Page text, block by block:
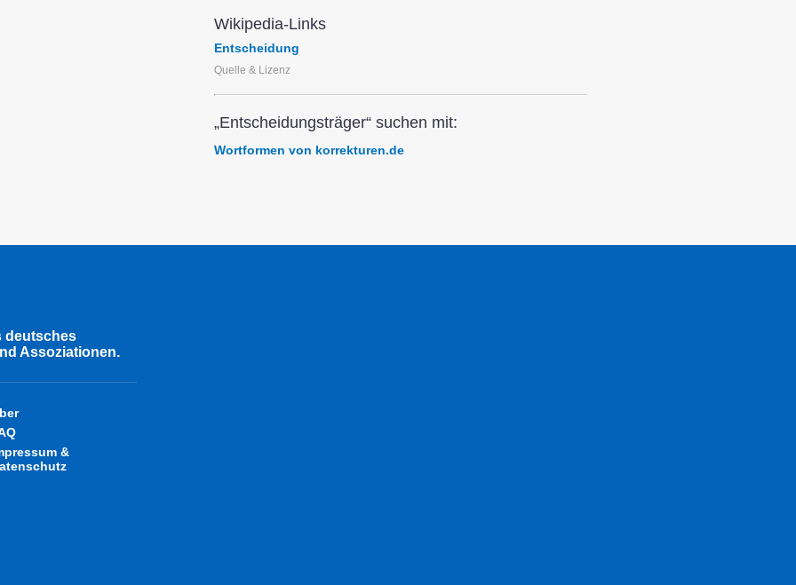
Wikipedia-Links
Entscheidung
Quelle & Lizenz
„Entscheidungsträger“ suchen mit:
Wortformen von korrekturen.de
deutsches
Assoziationen.
&